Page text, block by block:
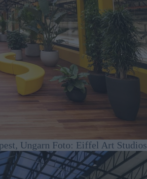
Ungarn Foto: Eiffel Art Studios